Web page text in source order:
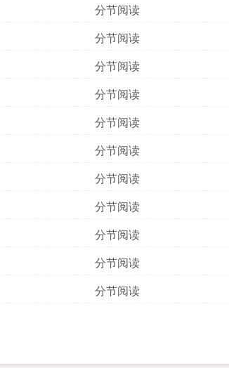
分节阅读
分节阅读
分节阅读
分节阅读
分节阅读
分节阅读
分节阅读
分节阅读
分节阅读
分节阅读
分节阅读